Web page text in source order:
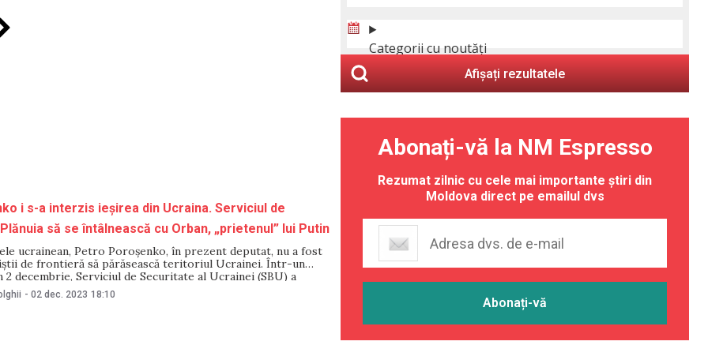
i s-a interzis ieșirea din Ucraina. Serviciul de
să se întâlnească cu Orban, „prietenul” lui Putin
ucrainean, Petro Poroșenko, în prezent deputat, nu a fost
de frontieră să părăsească teritoriul Ucrainei. Într-un
2 decembrie, Serviciul de Securitate al Ucrainei (SBU) a
Poroșenko i-a fost refuzată ieșirea din țară pe motiv că urma
cu premierul
- 02 dec. 2023 18:10
Categorii cu noutăți
Afișați rezultatele
Abonați-vă la NM Espresso
Rezumat zilnic cu cele mai importante știri din
Moldova direct pe emailul dvs